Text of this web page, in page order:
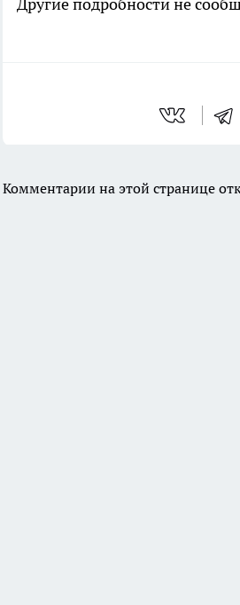
Другие подробности не
Комментарии на этой странице